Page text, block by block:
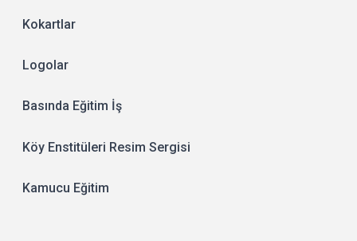
Kokartlar
Logolar
Basında Eğitim İş
Köy Enstitüleri Resim Sergisi
Kamucu Eğitim